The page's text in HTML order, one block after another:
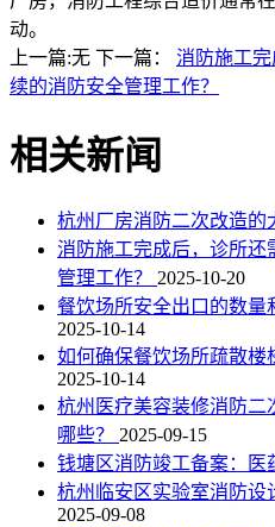
动。
上一篇:无 下一篇： 消防施工
续的消防安全管理工作？
相关新闻
杭州厂房消防二次改造的
消防施工完成后，诊所还
管理工作？ 2025-10-20
餐饮场所安全出口的数量
2025-10-14
如何确保餐饮场所疏散楼
2025-10-14
杭州医疗美容装修消防二
哪些？ 2025-09-15
钱塘区消防竣工备案：医
杭州临安区实验室消防设
2025-09-08